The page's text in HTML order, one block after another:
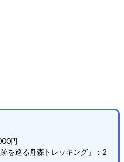
円
を巡る舟森トレッキング」：2